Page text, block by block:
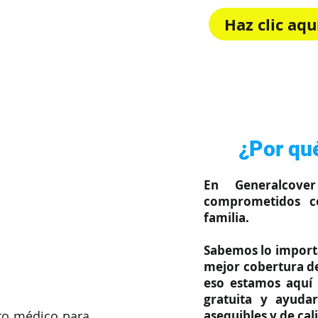
Haz clic
¿Por
En
comprometidos
familia.
Sabemos lo
mejor cobertura
eso estamos
gratuita y